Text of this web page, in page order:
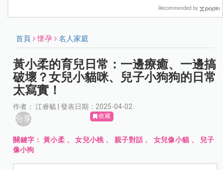
Recommended by
首頁 懷孕 名人家庭
黃小柔的育兒日常：一邊療癒、一邊搞
破壞？女兒小貓咪、兒子小狗狗的日常
太寫實！
作者： 江睿毓 | 發表日期：2025-04-02
分享 收藏
關鍵字：黃小柔 、女兒小桃、 親子對話 、 女兒像小貓 、
兒子
像小狗